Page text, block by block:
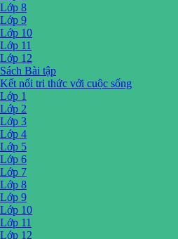
Lớp 8
Lớp 9
Lớp 10
Lớp 11
Lớp 12
Sách Bài tập
Kết nối tri thức với cuộc sống
Lớp 1
Lớp 2
Lớp 3
Lớp 4
Lớp 5
Lớp 6
Lớp 7
Lớp 8
Lớp 9
Lớp 10
Lớp 11
Lớp 12